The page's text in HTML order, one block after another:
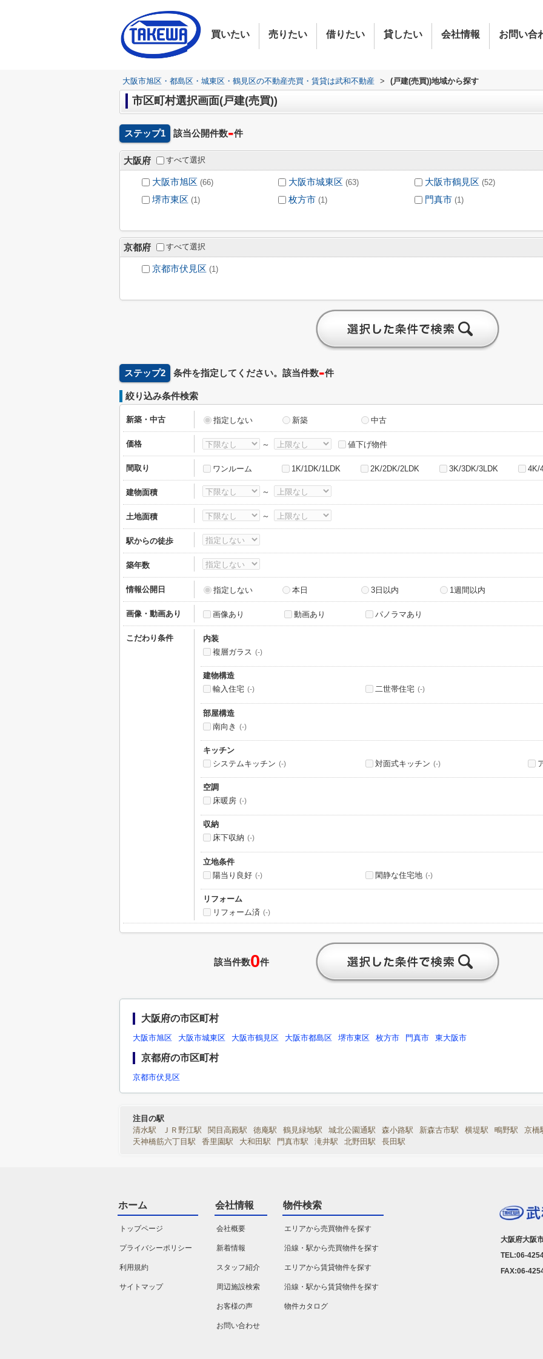
買いたい 売りたい 借りたい 貸したい 会社情報 お問い合
大阪市旭区・都島区・城東区・鶴見区の不動産売買・賃貸は武和不動産 > (戸建(売買))地域から探す
市区町村選択画面(戸建(売買))
ステップ1 該当公開件数-件
大阪府 すべて選択
大阪市旭区 (66) 大阪市城東区 (63) 大阪市鶴見区 (52)
堺市東区 (1) 枚方市 (1) 門真市 (1)
京都府 すべて選択
京都市伏見区 (1)
ステップ2 条件を指定してください。該当件数-件
絞り込み条件検索
新築・中古 指定しない 新築 中古
価格 ～ 値下げ物件
間取り ワンルーム 1K/1DK/1LDK 2K/2DK/2LDK 3K/3DK/3LDK 4K/
建物面積 ～
土地面積 ～
駅からの徒歩
築年数
情報公開日 指定しない 本日 3日以内 1週間以内
画像・動画あり 画像あり 動画あり パノラマあり
こだわり条件
内装
複層ガラス (-)
建物構造
輸入住宅 (-) 二世帯住宅 (-)
部屋構造
南向き
(-)
キッチン
システムキッチン (-) 対面式キッチン (-)
空調
床暖房 (-)
収納
床下収納 (-)
立地条件
陽当り良好 (-) 閑静な住宅地 (-)
リフォーム
リフォーム済 (-)
該当件数0件
大阪府の市区町村
大阪市旭区 大阪市城東区 大阪市鶴見区 大阪市都島区 堺市東区 枚方市 門真市 東大阪市
京都府の市区町村
京都市伏見区
注目の駅
清水駅
ＪＲ野江駅 関目高殿駅 徳庵駅 鶴見緑地駅 城北公園通駅 森小路駅 新森古市駅 横堤駅 鴫野駅 京橋
天神橋筋六丁目駅
香里園駅 大和田駅 門真市駅 滝井駅 北野田駅 長田駅
ホーム
トップページ
プライバシーポリシー
利用規約
サイトマップ
会社情報
会社概要
新着情報
スタッフ紹介
周辺施設検索
お客様の声
お問い合わせ
物件検索
エリアから売買物件を探す
沿線・駅から売買物件を探す
エリアから賃貸物件を探す
沿線・駅から賃貸物件を探す
物件カタログ
大阪府大阪
TEL:06-
FAX:06-